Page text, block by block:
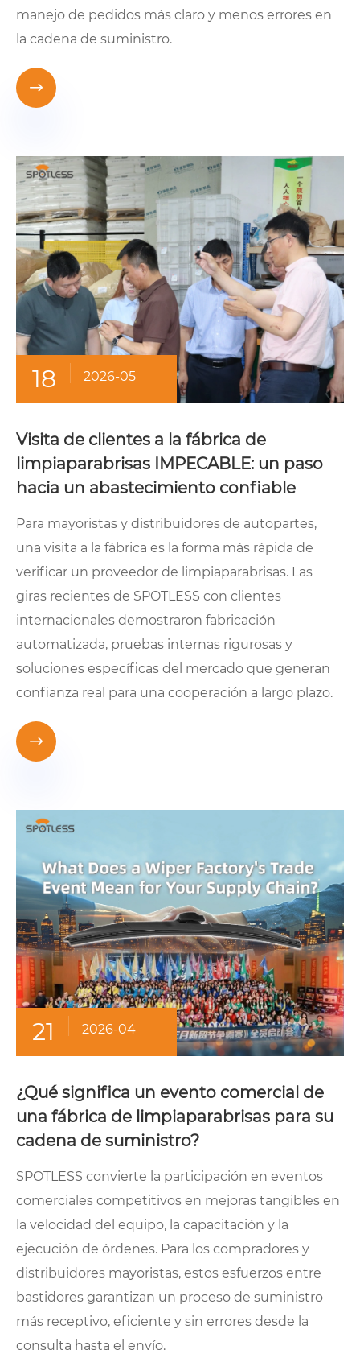
manejo de pedidos más claro y menos errores en
la cadena de suministro.

18 2026-05
Visita de clientes a la fábrica de
limpiaparabrisas IMPECABLE: un paso
hacia un abastecimiento confiable
Para mayoristas y distribuidores de autopartes,
una visita a la fábrica es la forma más rápida de
verificar un proveedor de limpiaparabrisas. Las
giras recientes de SPOTLESS con clientes
internacionales demostraron fabricación
automatizada, pruebas internas rigurosas y
soluciones específicas del mercado que generan
confianza real para una cooperación a largo plazo.

21 2026-04
¿Qué significa un evento comercial de
una fábrica de limpiaparabrisas para su
cadena de suministro?
SPOTLESS convierte la participación en eventos
comerciales competitivos en mejoras tangibles en
la velocidad del equipo, la capacitación y la
ejecución de órdenes. Para los compradores y
distribuidores mayoristas, estos esfuerzos entre
bastidores garantizan un proceso de suministro
más receptivo, eficiente y sin errores desde la
consulta hasta el envío.